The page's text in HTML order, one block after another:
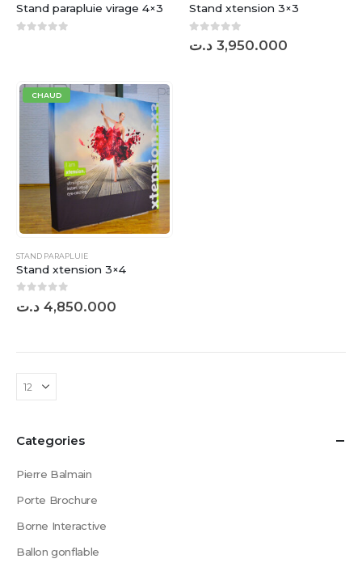
Stand parapluie virage 4×3 Stand xtension 3×3
sur 53,950.000 د.ت
CHAUD
STAND PARAPLUIE
Stand xtension 3×4
sur 54,850.000 د.ت
Categories
Pierre Balmain
Porte Brochure
Borne Interactive
Ballon gonflable